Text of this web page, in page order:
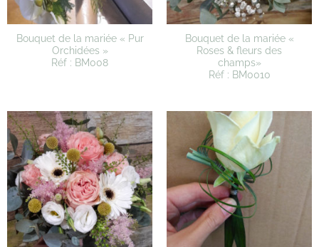
Bouquet de la mariée « Pur
Orchidées »
Réf : BM008
Bouquet de la mariée «
Roses & fleurs des
champs»
Réf : BM0010